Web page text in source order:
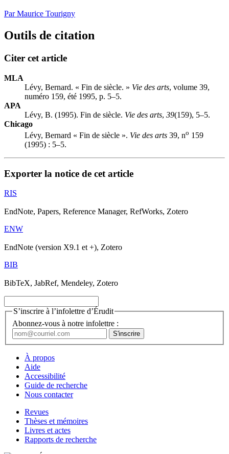
Par Maurice Tourigny
Outils de citation
Citer cet article
MLA
Lévy, Bernard. « Fin de siècle. » Vie des arts, volume 39,
numéro 159, été 1995, p. 5–5.
APA
Lévy, B. (1995). Fin de siècle. Vie des arts, 39(159), 5–5.
Chicago
Lévy, Bernard « Fin de siècle ». Vie des arts 39, no 159
(1995) : 5–5.
Exporter la notice de cet article
RIS
EndNote, Papers, Reference Manager, RefWorks, Zotero
ENW
EndNote (version X9.1 et +), Zotero
BIB
BibTeX, JabRef, Mendeley, Zotero
S’inscrire à l’infolettre d’Érudit
Abonnez-vous à notre infolettre :
À propos
Aide
Accessibilité
Guide de recherche
Nous contacter
Revues
Thèses et mémoires
Livres et actes
Rapports de recherche